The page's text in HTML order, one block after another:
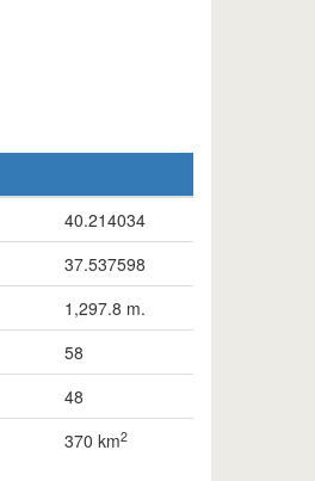
40.214034
37.537598
1,297.8 m.
58
48
370 km2